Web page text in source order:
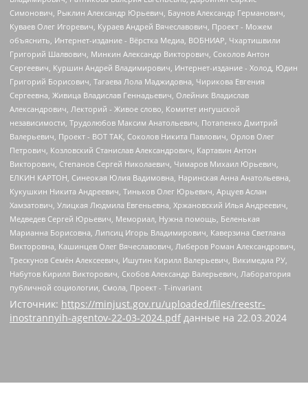
Источник: https://minjust.gov.ru/uploaded/files/reestr-
inostrannyih-agentov-22-03-2024.pdf данные на 22.03.2024